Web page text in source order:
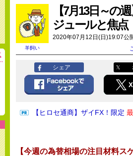
羊飼い
【7月13日～の
ジュールと焦点
2020年07月12日(日)19:07公
シェア
【ヒロセ通商】ザイFX！限定
【今週の為替相場の注目材料ス